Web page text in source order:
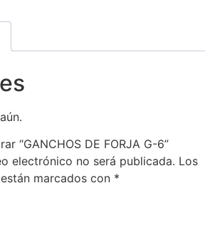
“GANCHOS DE FORJA G-6”
electrónico no será publicada. Los
marcados con *